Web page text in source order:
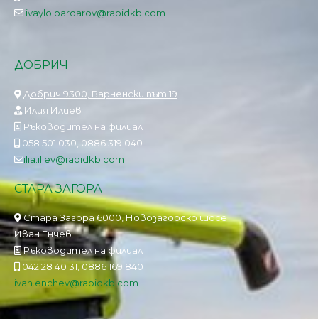
ivaylo.bardarov@rapidkb.com
ДОБРИЧ
Добрич 9300, Варненски път 19
Илия Илиев
Ръководител на филиал
058 501 030, 0886 319 040
ilia.iliev@rapidkb.com
СТАРА ЗАГОРА
Стара Загора 6000, Новозагорско шосе
Иван Енчев
Ръководител на филиал
042 28 40 31, 0886 169 840
ivan.enchev@rapidkb.com